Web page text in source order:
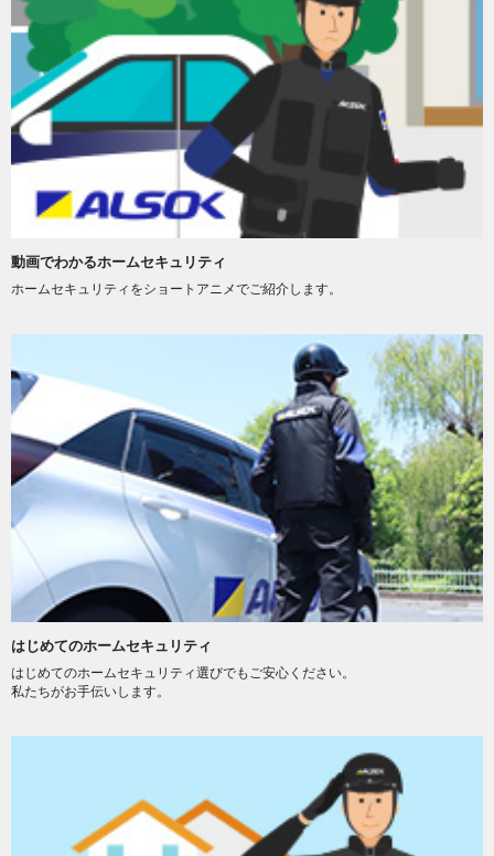
動画でわかるホームセキュリティ
ホームセキュリティをショートアニメでご紹介します。
はじめてのホームセキュリティ
はじめてのホームセキュリティ選びでもご安心ください。
私たちがお手伝いします。